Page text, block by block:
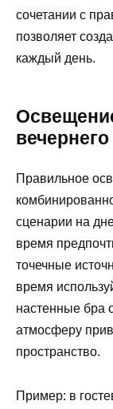
сочетании с
позволяет
каждый день.
Правильное
сценарии на
время
точечные
время
настенные бра
атмосферу
пространство.
Пример: в